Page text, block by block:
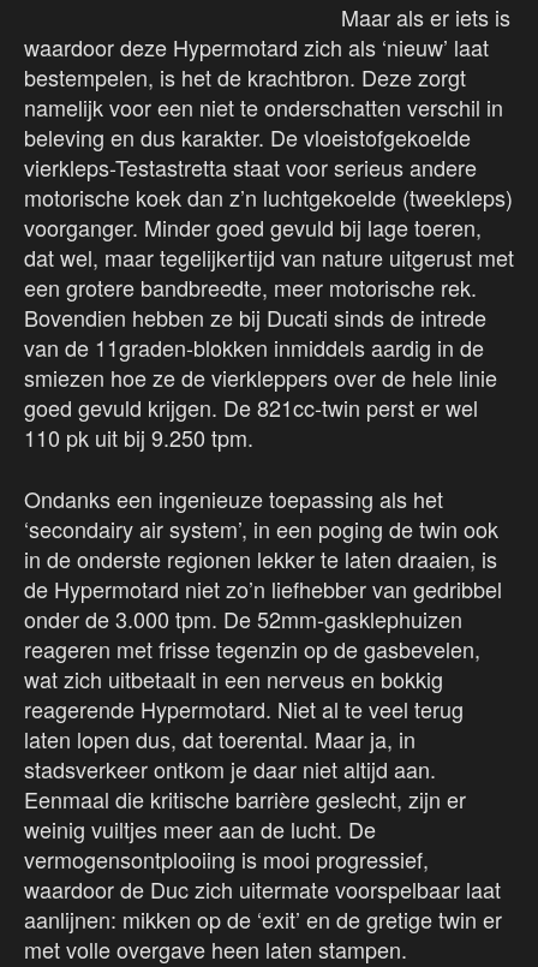
Maar als er iets is
waardoor deze Hypermotard zich als ‘nieuw’ laat
bestempelen, is het de krachtbron. Deze zorgt
namelijk voor een niet te onderschatten verschil in
beleving en dus karakter. De vloeistofgekoelde
vierkleps-Testastretta staat voor serieus andere
motorische koek dan z’n luchtgekoelde (tweekleps)
voorganger. Minder goed gevuld bij lage toeren,
dat wel, maar tegelijkertijd van nature uitgerust met
een grotere bandbreedte, meer motorische rek.
Bovendien hebben ze bij Ducati sinds de intrede
van de 11graden-blokken inmiddels aardig in de
smiezen hoe ze de vierkleppers over de hele linie
goed gevuld krijgen. De 821cc-twin perst er wel
110 pk uit bij 9.250 tpm.
Ondanks een ingenieuze toepassing als het
‘secondairy air system’, in een poging de twin ook
in de onderste regionen lekker te laten draaien, is
de Hypermotard niet zo’n liefhebber van gedribbel
onder de 3.000 tpm. De 52mm-gasklephuizen
reageren met frisse tegenzin op de gasbevelen,
wat zich uitbetaalt in een nerveus en bokkig
reagerende Hypermotard. Niet al te veel terug
laten lopen dus, dat toerental. Maar ja, in
stadsverkeer ontkom je daar niet altijd aan.
Eenmaal die kritische barrière geslecht, zijn er
weinig vuiltjes meer aan de lucht. De
vermogensontplooiing is mooi progressief,
waardoor de Duc zich uitermate voorspelbaar laat
aanlijnen: mikken op de ‘exit’ en de gretige twin er
met volle overgave heen laten stampen.